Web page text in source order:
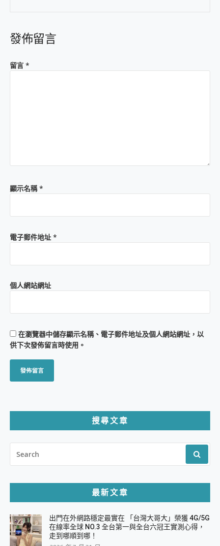
發佈留言
留言 *
顯示名稱*
電子郵件地址 *
個人網站網址
在瀏覽器中儲存顯示名稱、電子郵件地址及個人網站網址，以
供下次發佈留言時使用。
搜尋文章
FOR:
最新文章
出門在外網路穩定最實在 「台灣大哥大」榮獲 4G/5G
在線率全球 NO.3 全台第一與全台六冠王實測心得，
走到哪順到哪！